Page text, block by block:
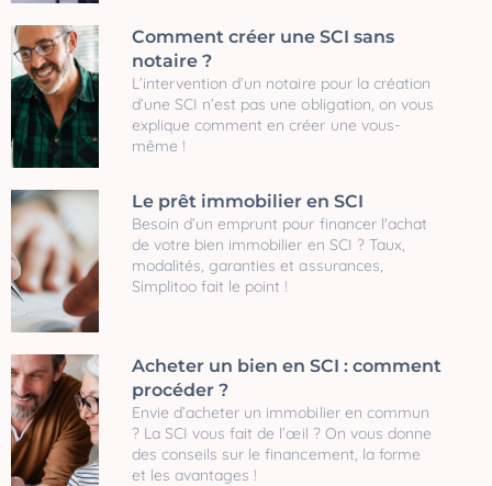
Comment créer une SCI sans
notaire ?
L’intervention d’un notaire pour la création
d’une SCI n’est pas une obligation, on vous
explique comment en créer une vous-
même !
Le prêt immobilier en SCI
Besoin d’un emprunt pour financer l'achat
de votre bien immobilier en SCI ? Taux,
modalités, garanties et assurances,
Simplitoo fait le point !
Acheter un bien en SCI : comment
procéder ?
Envie d’acheter un immobilier en commun
? La SCI vous fait de l’œil ? On vous donne
des conseils sur le financement, la forme
et les avantages !